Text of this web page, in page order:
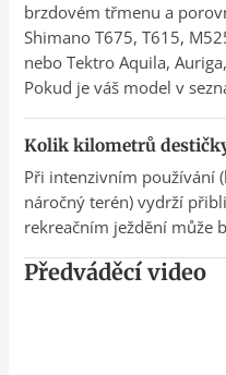
brzdovém třmenu a
Shimano T675, T615,
nebo Tektro Aquila,
Pokud je váš model v
Kolik kilometrů
Při intenzivním používání
náročný terén) vydrží
rekreačním ježdění může
Předváděcí video